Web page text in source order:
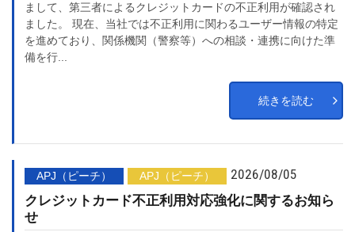
まして、第三者によるクレジットカードの不正利用が確認され
ました。 現在、当社では不正利用に関わるユーザー情報の特定
を進めており、関係機関（警察等）への相談・連携に向けた準
備を行...
続きを読む
APJ（ピーチ） APJ（ピーチ） 2026/08/05
クレジットカード不正利用対応強化に関するお知ら
せ